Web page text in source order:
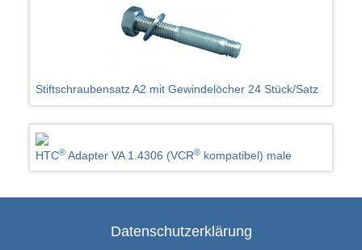
Stiftschraubensatz A2 mit Gewindelöcher 24 Stück/Satz
HTC® Adapter VA 1.4306 (VCR® kompatibel) male
Datenschutzerklärung